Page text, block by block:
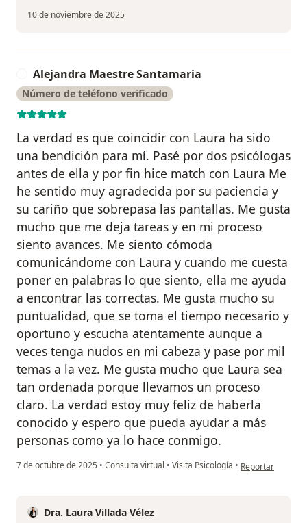
10 de noviembre de 2025
Alejandra Maestre Santamaria
Número de teléfono verificado
La verdad es que coincidir con Laura ha sido
una bendición para mí. Pasé por dos psicólogas
antes de ella y por fin hice match con Laura Me
he sentido muy agradecida por su paciencia y
su cariño que sobrepasa las pantallas. Me gusta
mucho que me deja tareas y en mi proceso
siento avances. Me siento cómoda
comunicándome con Laura y cuando me cuesta
poner en palabras lo que siento, ella me ayuda
a encontrar las correctas. Me gusta mucho su
puntualidad, que se toma el tiempo necesario y
oportuno y escucha atentamente aunque a
veces tenga nudos en mi cabeza y pase por mil
temas a la vez. Me gusta mucho que Laura sea
tan ordenada porque llevamos un proceso
claro. La verdad estoy muy feliz de haberla
conocido y espero que pueda ayudar a más
personas como ya lo hace conmigo.
7 de octubre de 2025 • Consulta virtual • Visita Psicología • en opinión del
Reportar
Dra. Laura Villada Vélez